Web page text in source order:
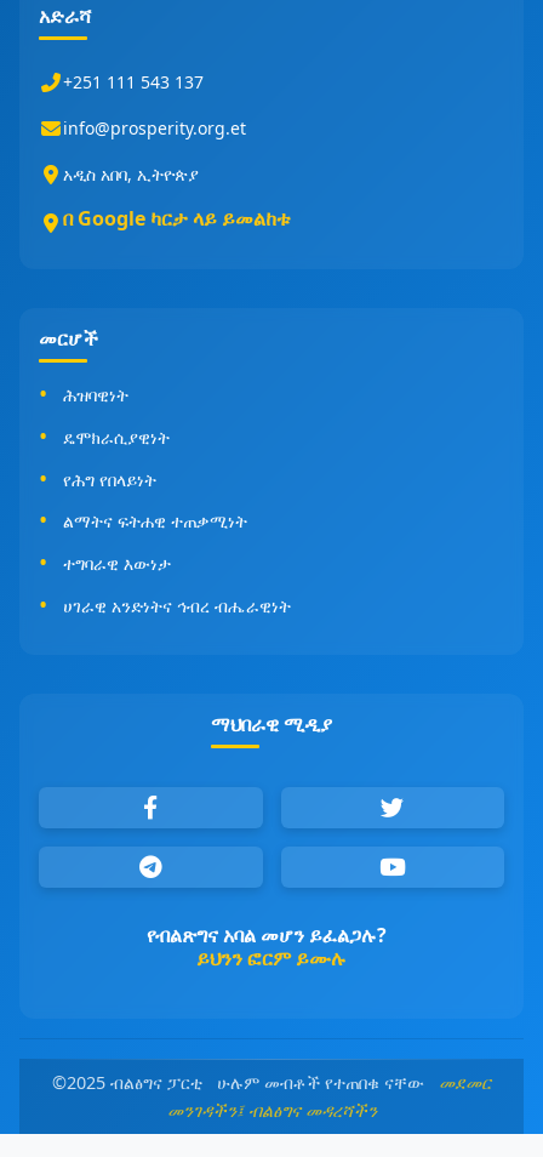
አድራሻ
+251 111 543 137
info@prosperity.org.et
አዲስ አበባ, ኢትዮጵያ
በ Google ካርታ ላይ ይመልከቱ
መርሆች
ሕዝባዊነት
ዴሞክራሲያዊነት
የሕግ የበላይነት
ልማትና ፍትሐዊ ተጠቃሚነት
ተግባራዊ እውነታ
ሀገራዊ አንድነትና ኅብረ ብሔራዊነት
ማህበራዊ ሚዲያ
የብልጽግና አባል መሆን ይፈልጋሉ?
ይህንን ፎርም ይሙሉ
©2025 ብልፅግና ፓርቲ ሁሉም መብቶች የተጠበቁ ናቸው መደመር
መንገዳችን፤ ብልፅግና መዳረሻችን